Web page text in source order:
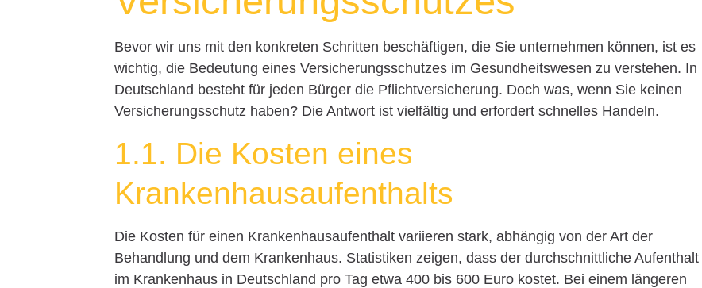
Bevor wir uns mit den konkreten Schritten beschäftigen, die Sie unternehmen können, ist es
wichtig, die Bedeutung eines Versicherungsschutzes im Gesundheitswesen zu verstehen. In
Deutschland besteht für jeden Bürger die Pflichtversicherung. Doch was, wenn Sie keinen
Versicherungsschutz haben? Die Antwort ist vielfältig und erfordert schnelles Handeln.
1.1. Die Kosten eines
Krankenhausaufenthalts
Die Kosten für einen Krankenhausaufenthalt variieren stark, abhängig von der Art der
Behandlung und dem Krankenhaus. Statistiken zeigen, dass der durchschnittliche Aufenthalt
im Krankenhaus in Deutschland pro Tag etwa 400 bis 600 Euro kostet. Bei einem längeren